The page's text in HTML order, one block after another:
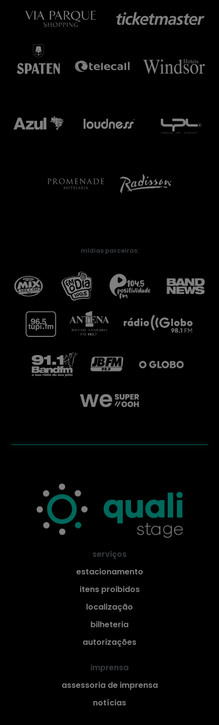
mídias parceiras:
serviços
estacionamento
itens proibidos
localização
bilheteria
autorizações
imprensa
assessoria de imprensa
notícias